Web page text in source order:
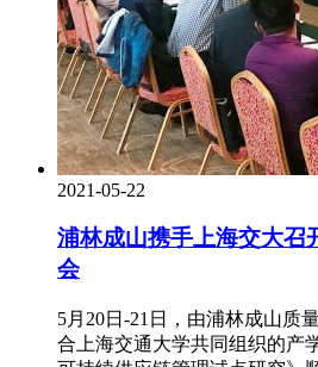
2021-05-22
浦林成山携手上海交大召
会
5月20日-21日，由浦林成山质
合上海交通大学共同组织的产